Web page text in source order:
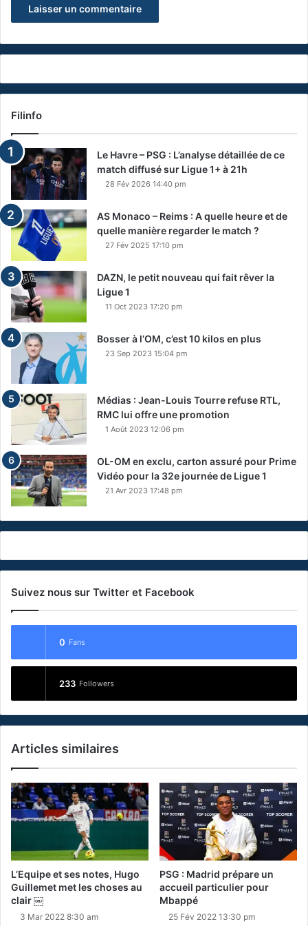
Filinfo
Le Havre – PSG : L’analyse détaillée de ce
match diffusé sur Ligue 1+ à 21h
28 Fév 2026 14:40 pm
AS Monaco – Reims : A quelle heure et de
quelle manière regarder le match ?
27 Fév 2025 17:10 pm
DAZN, le petit nouveau qui fait rêver la
Ligue 1
11 Oct 2023 17:20 pm
Bosser à l’OM, c’est 10 kilos en plus
23 Sep 2023 15:04 pm
Médias : Jean-Louis Tourre refuse RTL,
RMC lui offre une promotion
1 Août 2023 12:06 pm
OL-OM en exclu, carton assuré pour Prime
Vidéo pour la 32e journée de Ligue 1
21 Avr 2023 17:48 pm
Suivez nous sur Twitter et Facebook
0 Fans
233 Followers
Articles similaires
L’Equipe et ses notes, Hugo
Guillemet met les choses au
clair ￼
3 Mar 2022 8:30 am
PSG : Madrid prépare un
accueil particulier pour
Mbappé
25 Fév 2022 13:30 pm